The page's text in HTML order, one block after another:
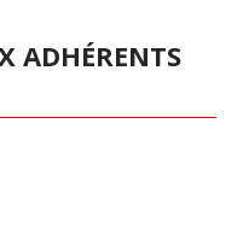
ADHÉRENTS